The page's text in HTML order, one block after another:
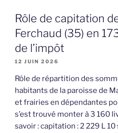
Rôle de capitation
Ferchaud (35) en
de l’impôt
12 JUIN 2026
Rôle de répartition des
habitants de la paroisse de
et frairies en dépendantes
s’est trouvé monter à 3 160
savoir : capitation : 2 229 L